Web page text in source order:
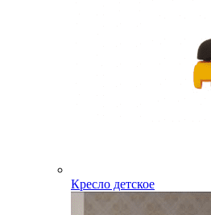
Кресло детское